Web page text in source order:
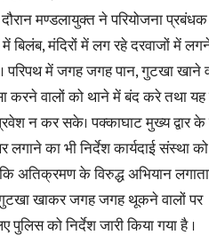
दौरान मण्डलायुक्त ने परियोजना
में बिलंब, मंदिरों में लग रहे दरवाजों
परिपथ में जगह जगह पान, गुटखा खाने
करने वालों को थाने में बंद करे तथा
न कर सके। पक्काघाट मुख्य द्वार के
का भी निर्देश कार्यदाई संस्था को
कि अतिक्रमण के विरुद्ध अभियान
गुटखा खाकर जगह जगह थूकने वालों पर
को निर्देश जारी किया गया है ।